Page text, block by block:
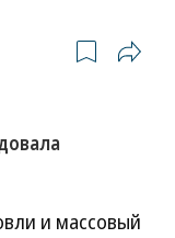
и массовый